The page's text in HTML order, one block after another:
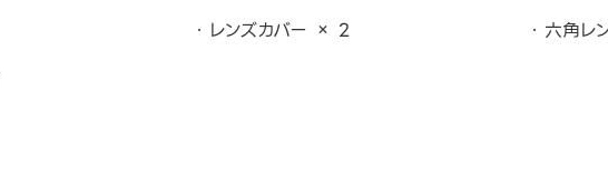
レンズカバー × 2
六角レ